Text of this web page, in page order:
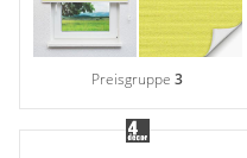
Preisgruppe3